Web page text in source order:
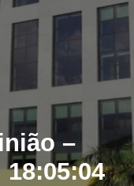
–
18:05:04